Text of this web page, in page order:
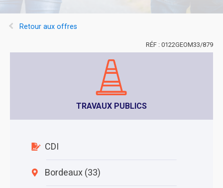
Retour aux offres
0122GEOM33/879
TRAVAUX PUBLICS
CDI
Bordeaux (33)